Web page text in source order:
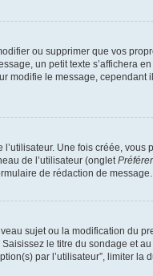
ou supprimer que vos
un petit texte s’affichera
modifie le message,
Une fois créée, vous
de l’utilisateur (onglet
de rédaction de message.
sujet ou la modification du
le titre du sondage et
par l’utilisateur”, limiter